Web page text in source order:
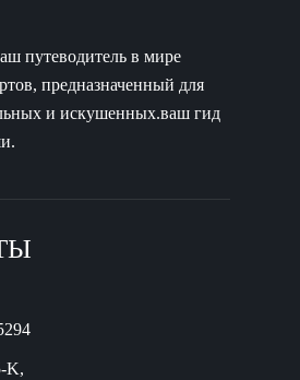
путеводитель в мире
предназначенный для
и искушенных.ваш гид
K,